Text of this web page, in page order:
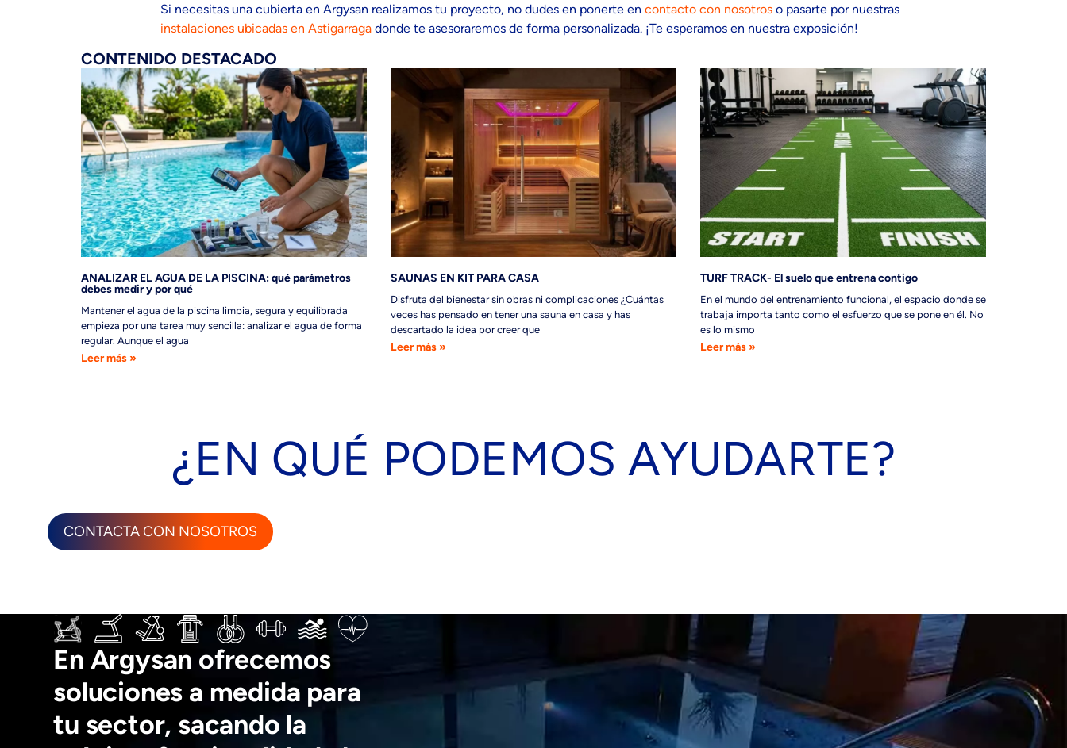
Si necesitas una cubierta en Argysan realizamos tu proyecto, no dudes en ponerte en contacto con nosotros o pasarte por nuestras
instalaciones ubicadas en Astigarraga donde te asesoraremos de forma personalizada. ¡Te esperamos en nuestra exposición!
CONTENIDO DESTACADO
ANALIZAR EL AGUA DE LA PISCINA: qué parámetros
debes medir y por qué
Mantener el agua de la piscina limpia, segura y equilibrada
empieza por una tarea muy sencilla: analizar el agua de forma
regular. Aunque el agua
Leer más »
SAUNAS EN KIT PARA CASA
Disfruta del bienestar sin obras ni complicaciones ¿Cuántas
veces has pensado en tener una sauna en casa y has
descartado la idea por creer que
Leer más »
TURF TRACK- El suelo que entrena contigo
En el mundo del entrenamiento funcional, el espacio donde se
trabaja importa tanto como el esfuerzo que se pone en él. No
es lo mismo
Leer más »
¿EN QUÉ PODEMOS AYUDARTE?
CONTACTA CON NOSOTROS
En Argysan ofrecemos
soluciones a medida para
tu sector, sacando la